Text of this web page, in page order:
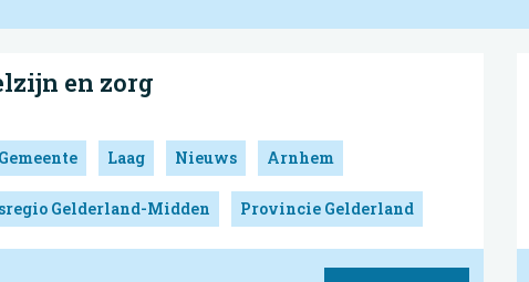
en zorg
Gemeente Laag Nieuws Arnhem
Gelderland-Midden Provincie Gelderland